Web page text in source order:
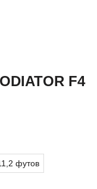
F4
футов